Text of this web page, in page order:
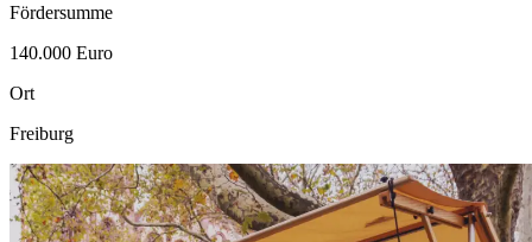
Fördersumme
140.000 Euro
Ort
Freiburg